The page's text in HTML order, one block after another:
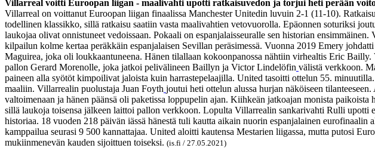
Villarreal voitti Euroopan liigan - maalivahti upotti ratkaisuvedon ja torjui heti perään
Villarreal on voittanut Euroopan liigan finaalissa Manchester Unitedin luvuin 2-1 (11-10).
todellinen klassikko, sillä ratkaisu saatiin vasta maalivahtien vetovuorolla. Epäonnen soturiksi
laukojaa olivat onnistuneet vedoissaan. Pokaali on espanjalaisseuralle sen historian
kilpailun kolme kertaa peräkkäin espanjalaisen Sevillan peräsimessä. Vuonna 2019 Emery
Maguirea, joka oli loukkaantuneena. Hänen tilallaan kokoonpanossa nähtiin virhealtis Eric
pallon Gerard Morenolle, joka jatkoi pelivälineen Baillyn ja Victor Lindelöfin välistä verkkoon.
paineen alla syötöt kimpoilivat jaloista kuin harrastepelaajilla. United tasoitti ottelun 55.
maaliin. Villarrealin puolustaja Juan Foyth joutui heti ottelun alussa hurjan näköiseen
valtoimenaan ja hänen päänsä oli paketissa loppupelin ajan. Kiihkeän jatkoajan monista
sillä laukoja toisensa jälkeen laittoi pallon verkkoon. Lopulta Villarrealin sankarivahti Rulli
historiaa. 18 vuoden 218 päivän iässä hänestä tuli kautta aikain nuorin espanjalainen
kamppailua seurasi 9 500 kannattajaa. United aloitti kautensa Mestarien liigassa, mutta putosi
mukiinmenevän kauden sijoittuen toiseksi. (is.fi / 27.05.2021)